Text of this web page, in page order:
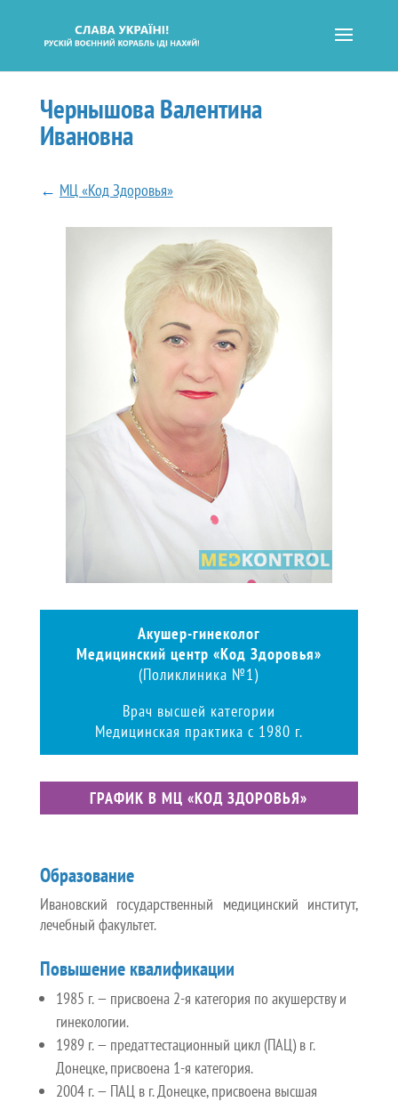
Чернышова Валентина
Ивановна
← МЦ «Код Здоровья»
Акушер-гинеколог
Медицинский центр «Код Здоровья»
(Поликлиника №1)
Врач высшей категории
Медицинская практика с 1980 г.
ГРАФИК В МЦ «КОД ЗДОРОВЬЯ»
Образование
Ивановский государственный медицинский институт,
лечебный факультет.
Повышение квалификации
1985 г. — присвоена 2-я категория по акушерству и
гинекологии.
1989 г. — предаттестационный цикл (ПАЦ) в г.
Донецке, присвоена 1-я категория.
2004 г. — ПАЦ в г. Донецке, присвоена высшая